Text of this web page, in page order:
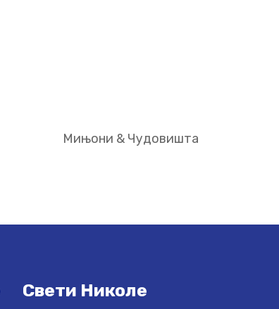
Мињони & Чудовишта
Свети Николе